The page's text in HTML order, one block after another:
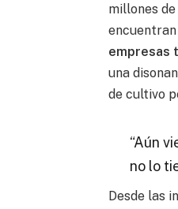
millones
empresas
una
de cultivo
“Aún
no lo
Desde las